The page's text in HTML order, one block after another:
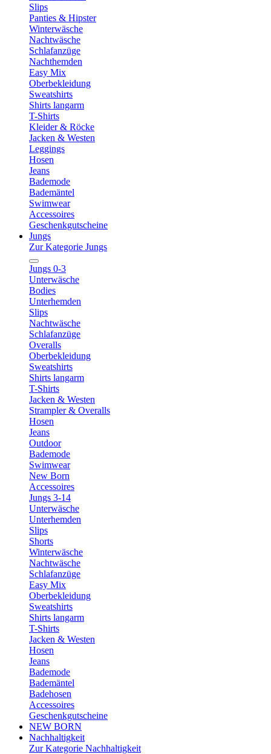
Slips
Panties & Hipster
Winterwäsche
Nachtwäsche
Schlafanzüge
Nachthemden
Easy Mix
Oberbekleidung
Sweatshirts
Shirts langarm
T-Shirts
Kleider & Röcke
Jacken & Westen
Leggings
Hosen
Jeans
Bademode
Bademäntel
Swimwear
Accessoires
Geschenkgutscheine
Jungs
Zur Kategorie Jungs
Jungs 0-3
Unterwäsche
Bodies
Unterhemden
Slips
Nachtwäsche
Schlafanzüge
Overalls
Oberbekleidung
Sweatshirts
Shirts langarm
T-Shirts
Jacken & Westen
Strampler & Overalls
Hosen
Jeans
Outdoor
Bademode
Swimwear
New Born
Accessoires
Jungs 3-14
Unterwäsche
Unterhemden
Slips
Shorts
Winterwäsche
Nachtwäsche
Schlafanzüge
Easy Mix
Oberbekleidung
Sweatshirts
Shirts langarm
T-Shirts
Jacken & Westen
Hosen
Jeans
Bademode
Bademäntel
Badehosen
Accessoires
Geschenkgutscheine
NEW BORN
Nachhaltigkeit
Zur Kategorie Nachhaltigkeit